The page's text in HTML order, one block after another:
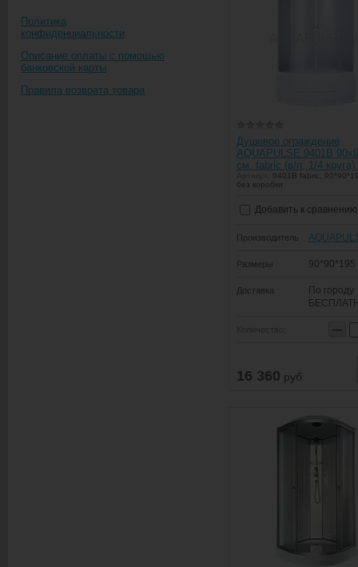
Душевое ограждение
AQUAPULSE 9401В
см. fabric (в/п, 1/4 круга).
9401B fabric,
без коробки
Добавить к сравнению
Производитель
Размеры 90*90*195
Доставка
По городу
−
16 360 руб.
Политика
конфиденциальности
Описание оплаты с помощью
банковской карты
Правила возврата товара